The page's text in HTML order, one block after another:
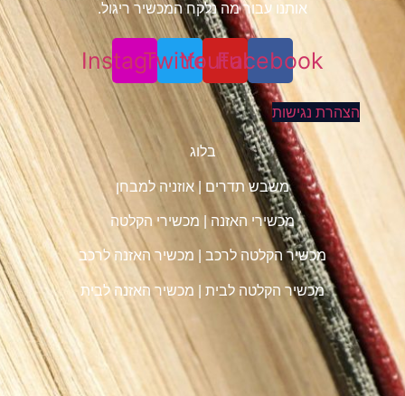
אותנו עבור מה נלקח המכשיר ריגול.
Facebook
Youtube
Twitter
Instagram
הצהרת נגישות
בלוג
משבש תדרים |אוזניה למבחן
מכשירי האזנה| מכשירי הקלטה
מכשיר הקלטה לרכב מכשיר האזנה לרכב
מכשיר הקלטה לבית מכשיר האזנה לבית